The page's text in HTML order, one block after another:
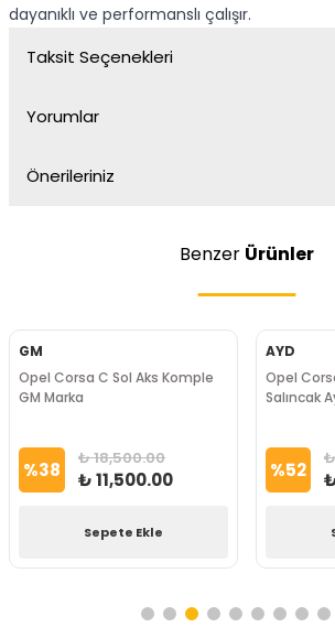
dayanıklı ve performanslı çalışır.
Taksit Seçenekleri
Yorumlar
Önerileriniz
Benzer Ürünler
GM
Opel Corsa C Sol Aks Komple
GM Marka
%38 ₺ 18,500.00
₺ 11,500.00
Sepete Ekle
AYD
Opel
Salıncak
%52